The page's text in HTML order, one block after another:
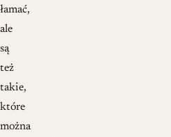
łamać,
ale
są
też
takie,
które
można